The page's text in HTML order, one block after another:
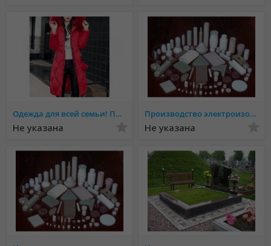
Одежда для всей семьи! Присоединяйтесь
Не указана
Производство электроизоляционных изделий
Не указана